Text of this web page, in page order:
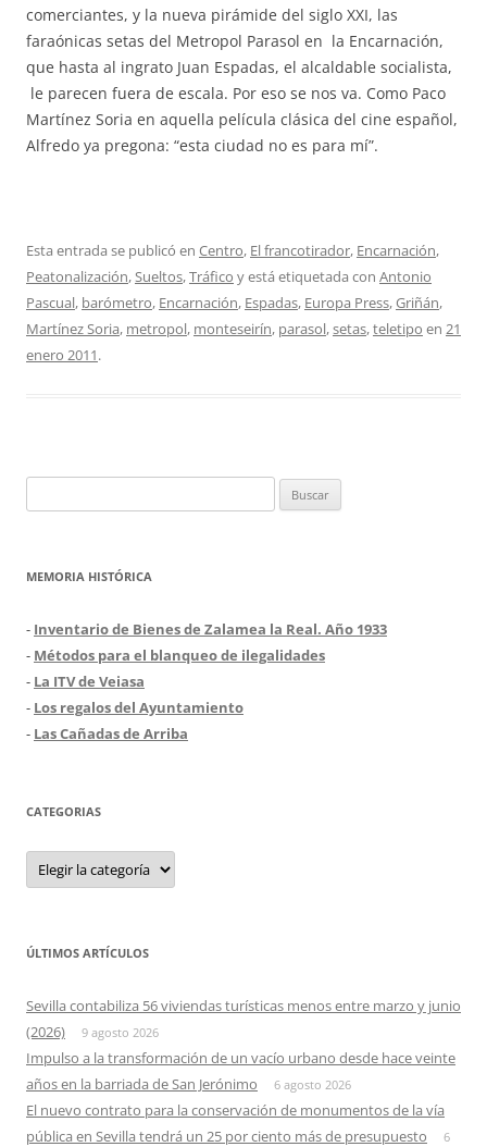
comerciantes, y la nueva pirámide del siglo XXI, las
faraónicas setas del Metropol Parasol en la Encarnación,
que hasta al ingrato Juan Espadas, el alcaldable socialista,
le parecen fuera de escala. Por eso se nos va. Como Paco
Martínez Soria en aquella película clásica del cine español,
Alfredo ya pregona: “esta ciudad no es para mí”.
Esta entrada se publicó en Centro, El francotirador, Encarnación,
Peatonalización,Sueltos,Tráfico y está etiquetada con Antonio
Pascual, barómetro, Encarnación, Espadas, Europa Press,Griñán,
Martínez Soria, metropol, monteseirín, parasol,setas,teletipo en 21
enero 2011.
MEMORIA HISTÓRICA
- Inventario de Bienes de Zalamea la Real. Año 1933
- Métodos para el blanqueo de ilegalidades
- La ITV de Veiasa
- Los regalos del Ayuntamiento
- Las Cañadas de Arriba
CATEGORIAS
Categorias
ÚLTIMOS ARTÍCULOS
Sevilla contabiliza 56 viviendas turísticas menos entre marzo y junio
(2026)
9 agosto 2026
Impulso a la transformación de un vacío urbano desde hace veinte
años en la barriada de San Jerónimo
6 agosto 2026
El nuevo contrato para la conservación de monumentos de la vía
pública en Sevilla tendrá un 25 por ciento más de presupuesto
6